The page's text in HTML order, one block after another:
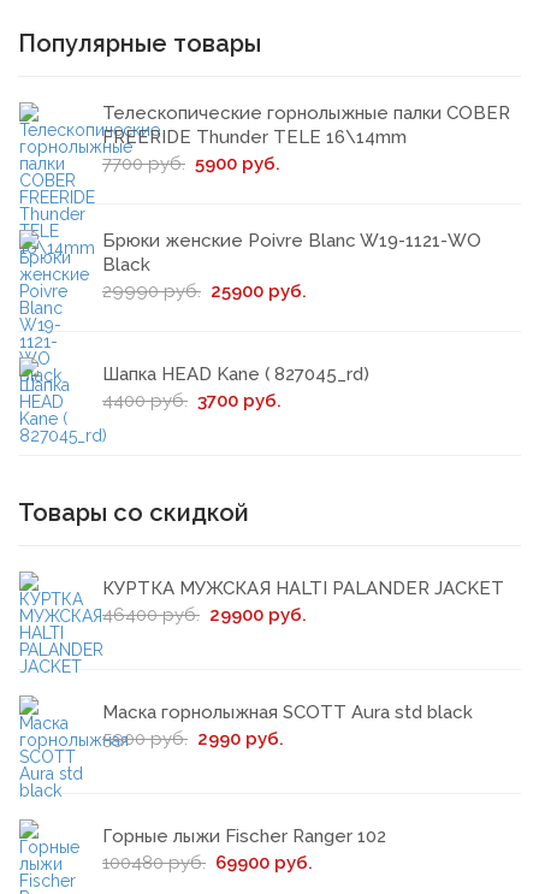
Популярные товары
Телескопические горнолыжные палки COBER
FREERIDE Thunder TELE 16\14mm
7700 руб. 5900 руб.
Брюки женские Poivre Blanc W19-1121-WO
Black
29990 руб. 25900 руб.
Шапка HEAD Kane ( 827045_rd)
4400 руб. 3700 руб.
Товары со скидкой
КУРТКА МУЖСКАЯ HALTI PALANDER JACKET
46400 руб. 29900 руб.
Маска горнолыжная SCOTT Aura std black
5900 руб. 2990 руб.
Горные лыжи Fischer Ranger 102
100480 руб. 69900 руб.